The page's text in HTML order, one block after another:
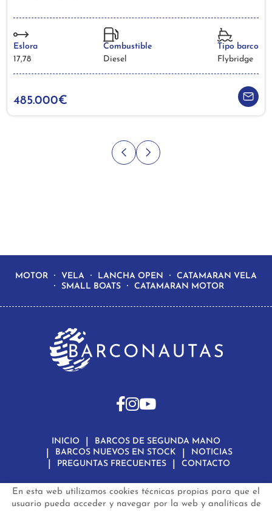
Eslora
17,78
Combustible
Diesel
Tipo barco
Flybridge
485.000€
En esta web utilizamos cookies técnicas propias para que el
usuario pueda acceder y navegar por la web y analíticas de
MOTOR VELA LANCHA OPEN
CATAMARAN VELA
SMALL BOATS
CATAMARAN MOTOR
INICIO
BARCOS DE SEGUNDA MANO
BARCOS NUEVOS EN STOCK
NOTICIAS
PREGUNTAS FRECUENTES
CONTACTO
Aviso Legal
Política de Privacidad de Datos
Política de Cookies
Configuración de Cookies